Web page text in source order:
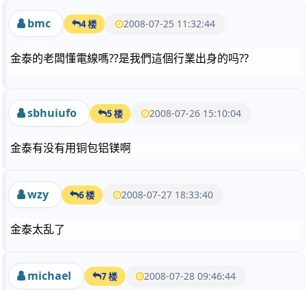
bmc 4 楼 2008-07-25 11:32:44
金泰的老闆懂電線嗎??是我們這個行業出身的吗??
sbhuiufo 5 楼 2008-07-26 15:10:04
金泰有没有用铜包铝镁啊
wzy 6 楼 2008-07-27 18:33:40
金泰太乱了
michael 7 楼 2008-07-28 09:46:44